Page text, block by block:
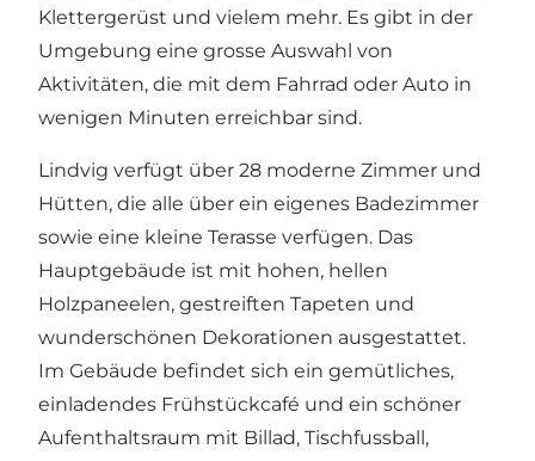
Klettergerüst und vielem mehr. Es gibt in der
Umgebung eine grosse Auswahl von
Aktivitäten, die mit dem Fahrrad oder Auto in
wenigen Minuten erreichbar sind.
Lindvig verfügt über 28 moderne Zimmer und
Hütten, die alle über ein eigenes Badezimmer
sowie eine kleine Terasse verfügen. Das
Hauptgebäude ist mit hohen, hellen
Holzpaneelen, gestreiften Tapeten und
wunderschönen Dekorationen ausgestattet.
Im Gebäude befindet sich ein gemütliches,
einladendes Frühstückcafé und ein schöner
Aufenthaltsraum mit Billad, Tischfussball,